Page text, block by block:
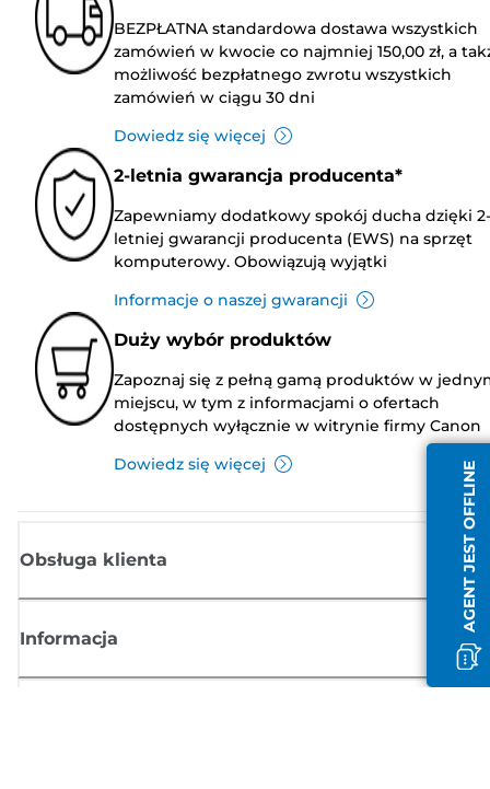
AGENT JEST OFFLINE
BEZPŁATNA standardowa dostawa wszystkich
zamówień w kwocie co najmniej 150,00 zł, a
możliwość bezpłatnego zwrotu wszystkich
zamówień w ciągu 30 dni
Dowiedz się więcej
2-letnia gwarancja producenta*
Zapewniamy dodatkowy spokój ducha dzięki 2-
letniej gwarancji producenta (EWS) na sprzęt
komputerowy. Obowiązują wyjątki
Informacje o naszej gwarancji
Duży wybór produktów
Zapoznaj się z pełną gamą produktów w
miejscu, w tym z informacjami o ofertach
dostępnych wyłącznie w witrynie firmy Canon
Dowiedz się więcej
Obsługa klienta
Informacja